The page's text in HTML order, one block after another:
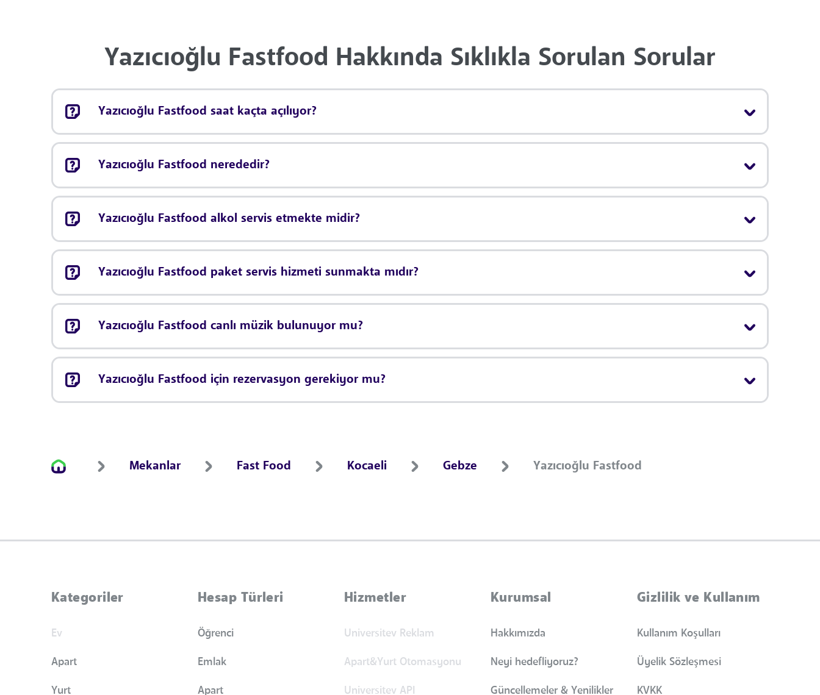
Yazıcıoğlu Fastfood Hakkında Sıklıkla Sorulan Sorular
Yazıcıoğlu Fastfood saat kaçta açılıyor?
Yazıcıoğlu Fastfood nerededir?
Yazıcıoğlu Fastfood alkol servis etmekte midir?
Yazıcıoğlu Fastfood paket servis hizmeti sunmakta mıdır?
Yazıcıoğlu Fastfood canlı müzik bulunuyor mu?
Yazıcıoğlu Fastfood için rezervasyon gerekiyor mu?
Mekanlar Fast Food Kocaeli Gebze Yazıcıoğlu Fastfood
Kategoriler
Ev
Apart
Yurt
Hesap Türleri
Öğrenci
Emlak
Apart
Hizmetler
Universitev Reklam
Apart&Yurt Otomasyonu
Universitev API
Kurumsal
Hakkımızda
Neyi hedefliyoruz?
Güncellemeler & Yenilikler
Gizlilik ve Kullanım
Kullanım Koşulları
Üyelik Sözleşmesi
KVKK